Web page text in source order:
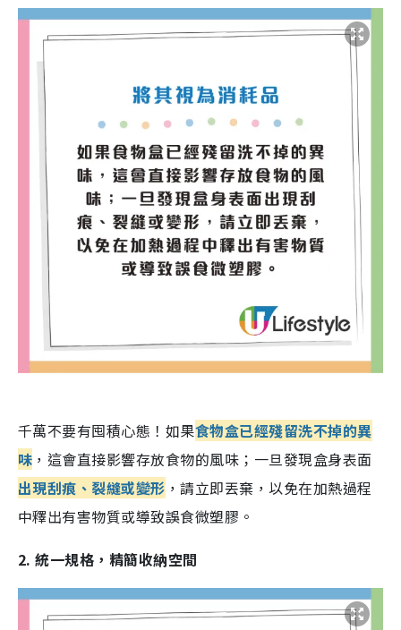
千萬不要有囤積心態！如果食物盒已經殘留洗不掉的異
味 ，這會直接影響存放食物的風味；一旦發現盒身表面
出現刮痕、裂縫或變形 ，請立即丟棄，以免在加熱過程
中釋出有害物質或導致誤食微塑膠。
2. 統一規格，精簡收納空間